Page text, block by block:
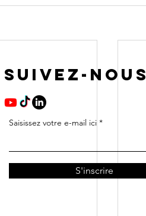
SUIVEZ-NOUS
Saisissez votre e-mail ici
S'inscrire